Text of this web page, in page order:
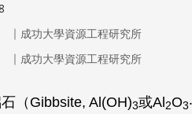
｜ 成功大學資源工程研究所
｜ 成功大學資源工程研究所
（Gibbsite, Al(OH)3或Al 2O3